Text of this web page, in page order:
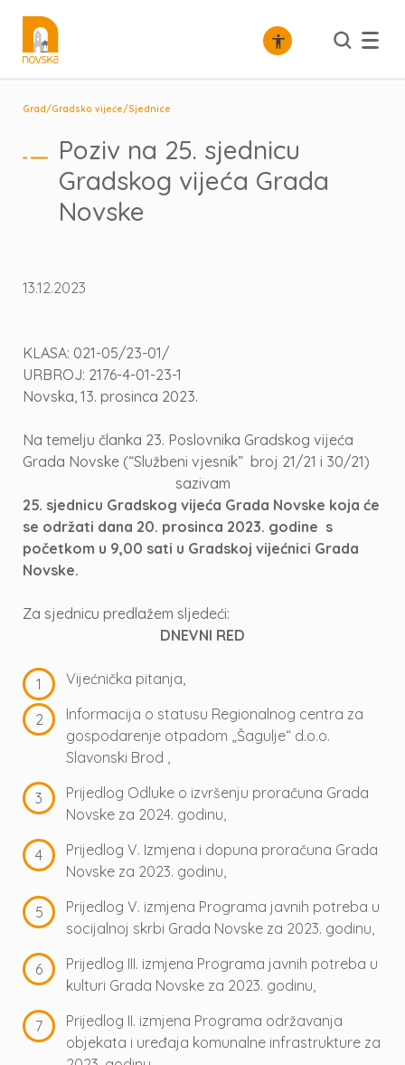
Grad/Gradsko vijeće/Sjednice
Poziv na 25. sjednicu
Gradskog vijeća Grada
Novske
13.12.2023
KLASA: 021-05/23-01/
URBROJ: 2176-4-01-23-1
Novska, 13. prosinca 2023.
Na temelju članka 23. Poslovnika Gradskog vijeća
Grada Novske (“Službeni vjesnik” broj 21/21 i 30/21)
sazivam
25. sjednicu Gradskog vijeća Grada Novske koja će
se održati dana 20. prosinca 2023. godine s
početkom u 9,00 sati u Gradskoj vijećnici Grada
Novske.
Za sjednicu predlažem sljedeći:
DNEVNI RED
Vijećnička pitanja,
Informacija o statusu Regionalnog centra za
gospodarenje otpadom „Šagulje“ d.o.o.
Slavonski Brod ,
Prijedlog Odluke o izvršenju proračuna Grada
Novske za 2024. godinu,
Prijedlog V. Izmjena i dopuna proračuna Grada
Novske za 2023. godinu,
Prijedlog V. izmjena Programa javnih potreba u
socijalnoj skrbi Grada Novske za 2023. godinu,
Prijedlog III. izmjena Programa javnih potreba u
kulturi Grada Novske za 2023. godinu,
Prijedlog II. izmjena Programa održavanja
objekata i uređaja komunalne infrastrukture za